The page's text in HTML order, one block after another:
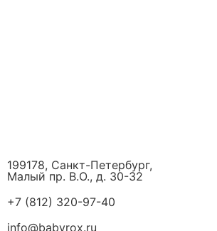
199178, Санкт-Петербург,
Малый пр. В.О., д. 30-32
+7 (812) 320-97-40
info@babyrox.ru